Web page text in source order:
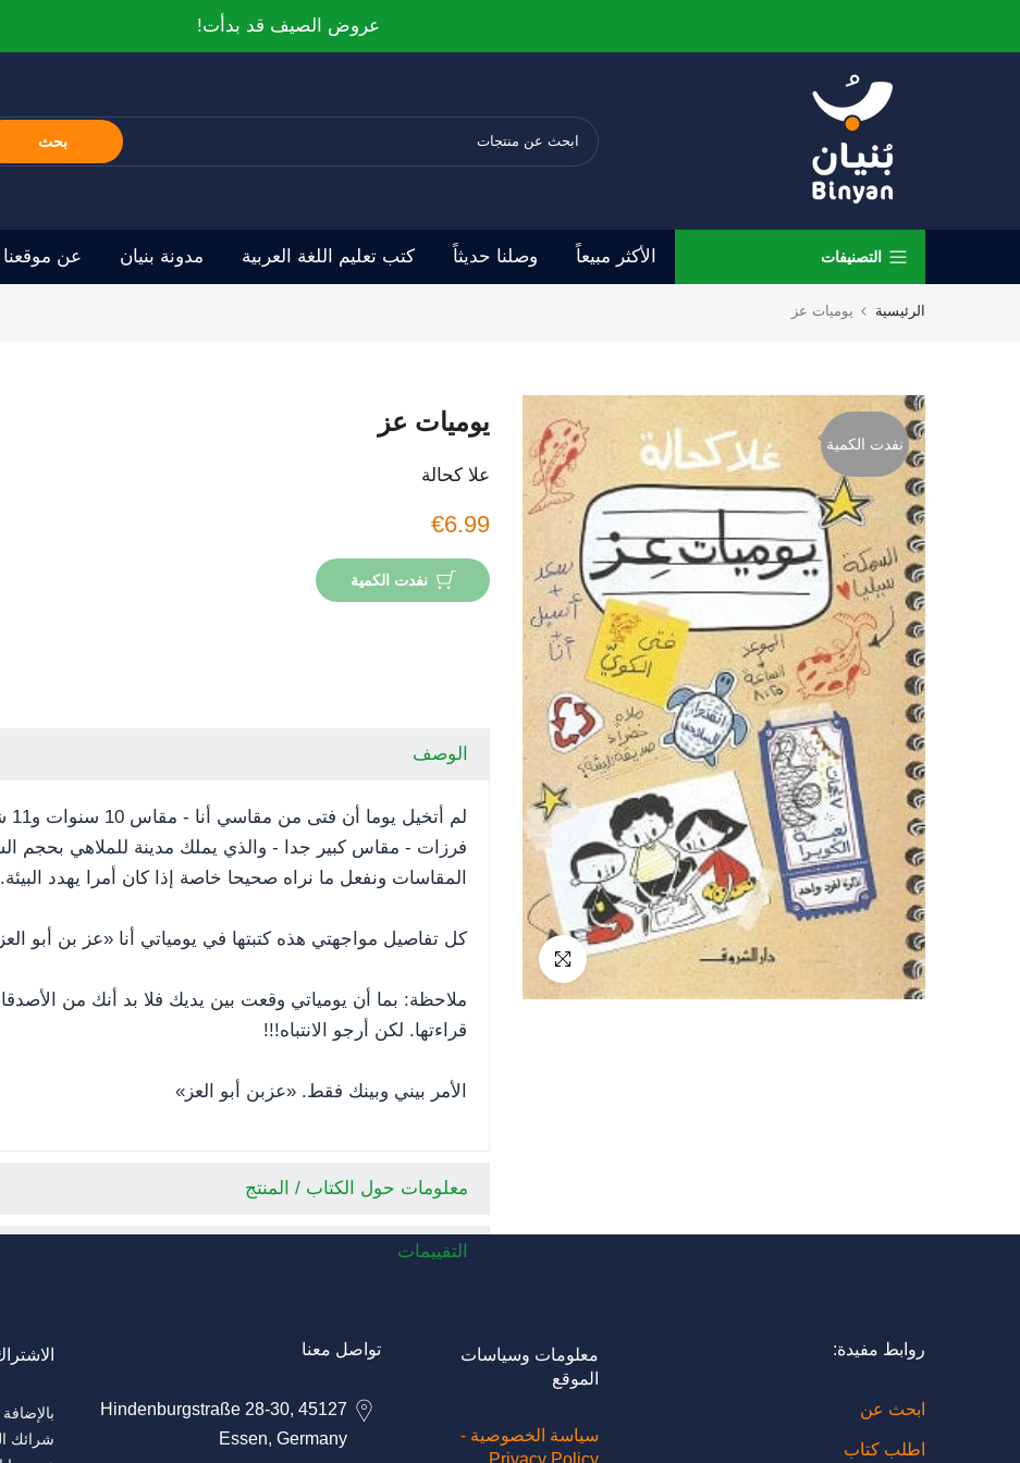
إلى
عروض الصيف قد بدأت!
بحث
التصنيفات الأكثر مبيعاً وصلنا حديثاً كتب تعليم اللغة العربية مدونة بنيان عن موقعنا
الرئيسية يوميات عز
نفدت الكمية
انقر للتكبير
يوميات عز
علا كحالة
€6.99
نفدت الكمية
الوصف
فرزات - مقاس كبير جدا - والذي يملك مدينة للملاهي بحجم
المقاسات ونفعل ما نراه صحيحا خاصة إذا كان أمرا يهدد البيئة.
كل تفاصيل مواجهتي هذه كتبتها في يومياتي أنا «عز بن أبو
ملاحظة: بما أن يومياتي وقعت بين يديك فلا بد أنك من
قراءتها. لكن أرجو الانتباه!!!
الأمر بيني وبينك فقط. «عزبن أبو العز»
معلومات حول الكتاب / المنتج
التقييمات
روابط مفيدة:
ابحث عن
اطلب كتاب
معلومات وسياسات
الموقع
سياسة الخصوصية -
Privacy Policy
تواصل معنا
Hindenburgstraße 28-30, 45127
Essen, Germany
شرائك